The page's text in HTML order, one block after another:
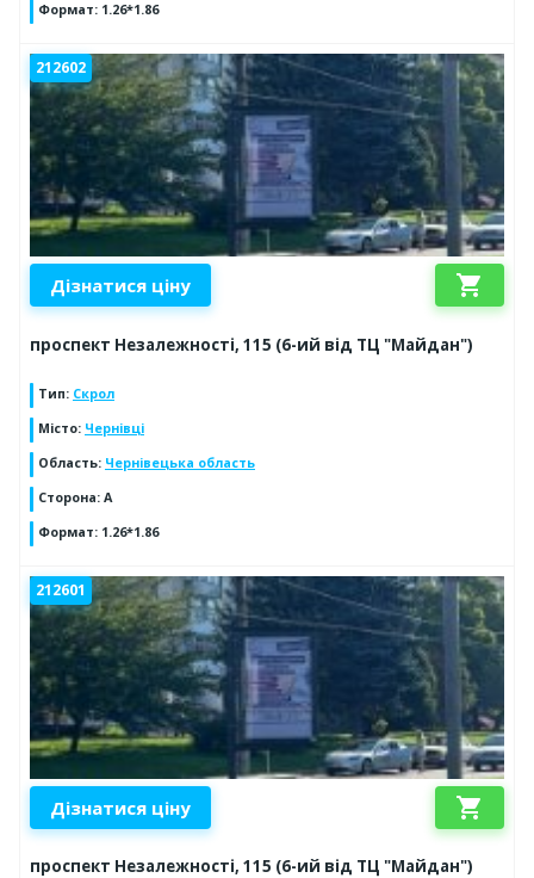
Формат: 1.26*1.86
212602
Дізнатися ціну shopping_cart
проспект Незалежності, 115 (6-ий від ТЦ "Майдан")
Тип: Скрол
Місто: Чернівці
Область: Чернівецька область
Сторона: А
Формат: 1.26*1.86
212601
Дізнатися ціну shopping_cart
проспект Незалежності, 115 (6-ий від ТЦ "Майдан")